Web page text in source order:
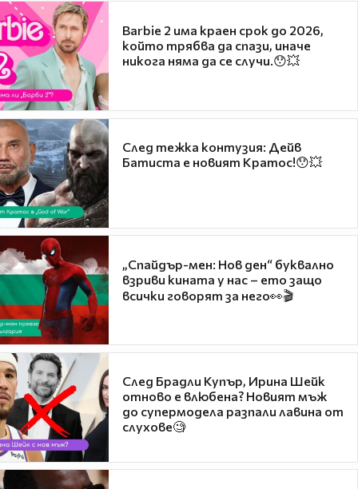
Barbie 2 има краен срок до 2026,
който трябва да спази, иначе
никога няма да се случи.😯💥
След тежка контузия: Дейв
Батиста е новият Кратос!😯💥
„Спайдър-мен: Нов ден“ буквално
взриви кината у нас – ето защо
всички говорят за него👀🎬
След Брадли Купър, Ирина Шейк
отново е влюбена? Новият мъж
до супермодела разпали лавина от
слухове🧐